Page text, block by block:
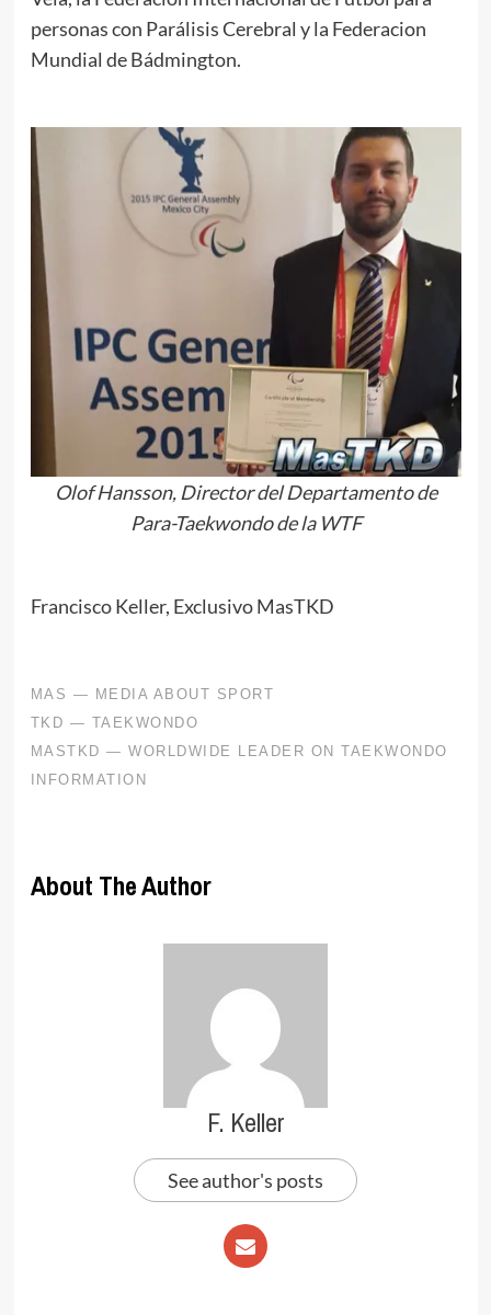
personas con Parálisis Cerebral y la Federacion
Mundial de Bádmington.
Olof Hansson, Director del Departamento de
Para-Taekwondo de la WTF
Francisco Keller, Exclusivo MasTKD
About The Author
F. Keller
See author's posts